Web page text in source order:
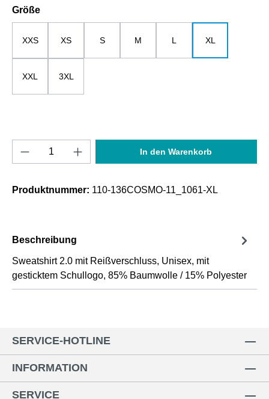
Größeauswählen
XXS XS S M L XL
XXL 3XL
Produkt Anzahl: Gib den gewünschten
In den Warenkorb
Produktnummer: 110-136COSMO-11_1061-XL
Beschreibung
Sweatshirt 2.0 mit Reißverschluss, Unisex, mit
gesticktem Schullogo, 85% Baumwolle / 15% Polyester
SERVICE-HOTLINE
INFORMATION
SERVICE